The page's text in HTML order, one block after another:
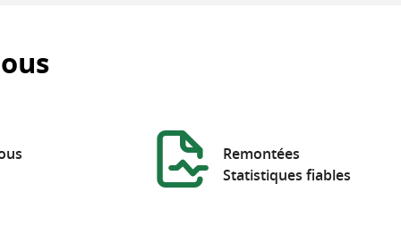
Remontées
Statistiques fiables